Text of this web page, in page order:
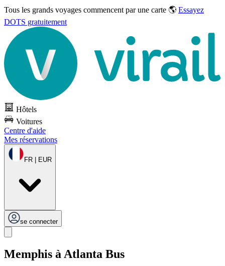
Tous les grands voyages commencent par une carte 🌎 Essayez
DOTS gratuitement
Hôtels
Voitures
Centre d'aide
Mes réservations
FR | EUR
se connecter
Memphis à Atlanta Bus